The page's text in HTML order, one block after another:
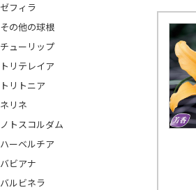
ゼフィラ
その他の球根
チューリップ
トリテレイア
トリトニア
ネリネ
ノトスコルダム
ハーベルチア
バビアナ
バルビネラ